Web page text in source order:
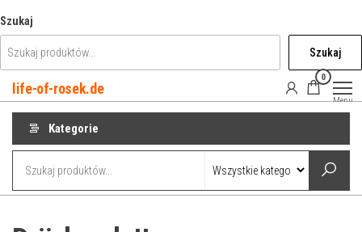
do
treści
Szukaj
Szukaj
life-of-rosek.de
0
Menu
Kategorie